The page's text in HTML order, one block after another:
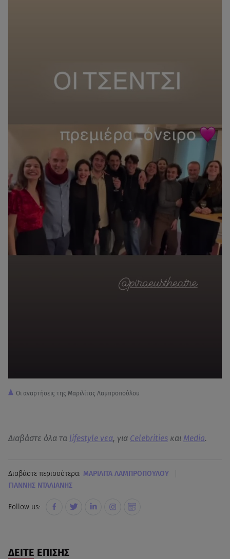
Οι αναρτήσεις της Μαριλίτας Λαμπροπούλου
Διαβάστε όλα τα lifestyle νεα, για Celebrities και Media.
Διαβάστε περισσότερα: ΜΑΡΙΛΙΤΑ ΛΑΜΠΡΟΠΟΥΛΟΥ
ΓΙΑΝΝΗΣ ΝΤΑΛΙΑΝΗΣ
Follow us:
ΔΕΙΤΕ ΕΠΙΣΗΣ